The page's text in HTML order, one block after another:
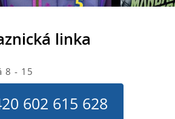
u
linka
8 - 15
602 615 628